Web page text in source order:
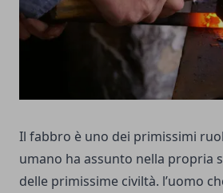
Il fabbro è uno dei primissimi
umano ha assunto nella propria
delle primissime civiltà. l’uomo